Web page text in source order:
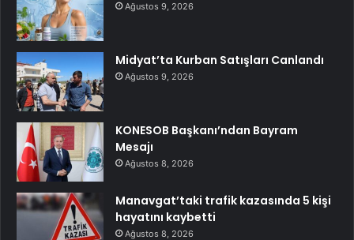
Ağustos 9, 2026
Midyat’ta Kurban Satışları Canlandı
Ağustos 9, 2026
KONESOB Başkanı’ndan Bayram
Mesajı
Ağustos 8, 2026
Manavgat’taki trafik kazasında 5 kişi
hayatını kaybetti
Ağustos 8, 2026